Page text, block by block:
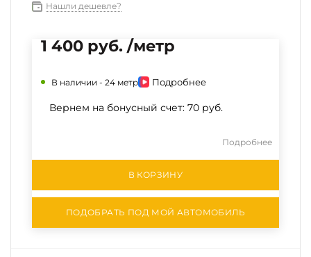
Нашли дешевле?
1 400 руб. /метр
В наличии - 24 метр Подробнее
Вернем на бонусный счет: 70 руб.
Подробнее
В КОРЗИНУ
ПОДОБРАТЬ ПОД МОЙ АВТОМОБИЛЬ